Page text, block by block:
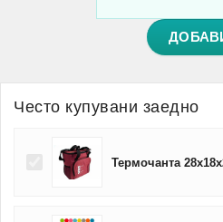
Често купувани заедно
Термочанта